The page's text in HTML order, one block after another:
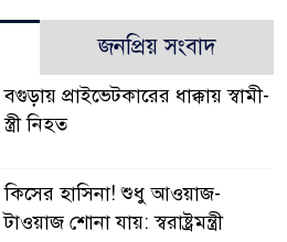
জনপ্রিয় সংবাদ
বগুড়ায় প্রাইভেটকারের ধাক্কায় স্বামী-
স্ত্রী নিহত
কিসের হাসিনা! শুধু আওয়াজ-
টাওয়াজ শোনা যায়: স্বরাষ্ট্রমন্ত্রী